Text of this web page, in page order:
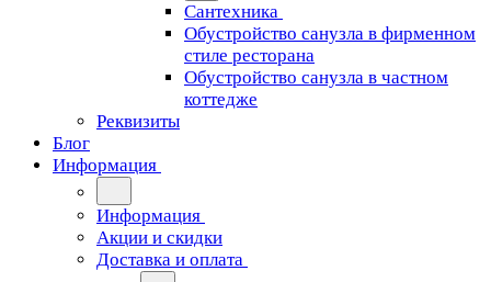
Сантехника
Обустройство санузла в фирменном
стиле ресторана
Обустройство санузла в частном
коттедже
Реквизиты
Блог
Информация
Информация
Акции и скидки
Доставка и оплата